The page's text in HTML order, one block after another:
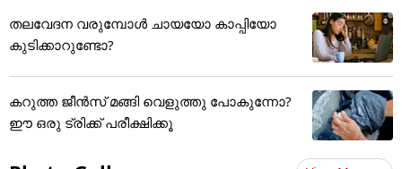
തലവേദന വരുമ്പോൾ ചായയോ കാപ്പിയോ
കുടിക്കാറുണ്ടോ?
കറുത്ത ജീൻസ് മങ്ങി വെളുത്തു പോകുന്നോ?
ഈ ഒരു ട്രിക്ക് പരീക്ഷിക്കൂ